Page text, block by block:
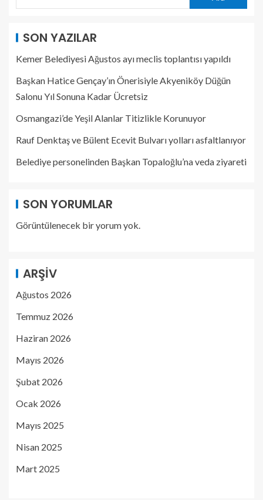
SON YAZILAR
Kemer Belediyesi Ağustos ayı meclis toplantısı yapıldı
Başkan Hatice Gençay’ın Önerisiyle Akyeniköy Düğün
Salonu Yıl Sonuna Kadar Ücretsiz
Osmangazi’de Yeşil Alanlar Titizlikle Korunuyor
Rauf Denktaş ve Bülent Ecevit Bulvarı yolları asfaltlanıyor
Belediye personelinden Başkan Topaloğlu’na veda ziyareti
SON YORUMLAR
Görüntülenecek bir yorum yok.
ARŞIV
Ağustos 2026
Temmuz 2026
Haziran 2026
Mayıs 2026
Şubat 2026
Ocak 2026
Mayıs 2025
Nisan 2025
Mart 2025